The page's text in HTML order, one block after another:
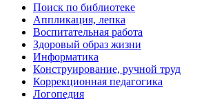
Поиск по библиотеке
Аппликация, лепка
Воспитательная работа
Здоровый образ жизни
Информатика
Конструирование, ручной труд
Коррекционная педагогика
Логопедия